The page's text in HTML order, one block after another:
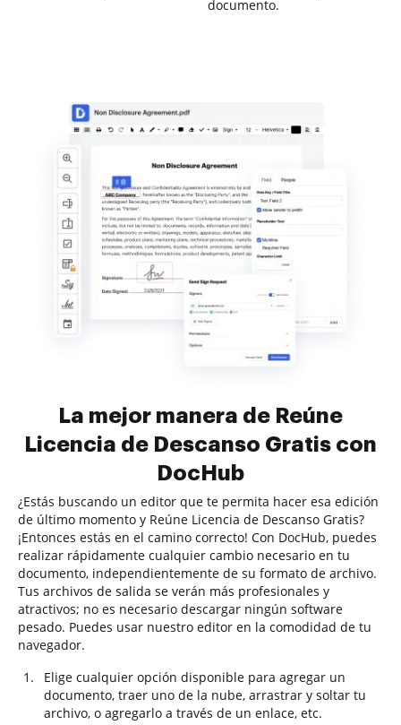
documento.
La mejor manera de Reúne
Licencia de Descanso Gratis con
DocHub
¿Estás buscando un editor que te permita hacer esa edición
de último momento y Reúne Licencia de Descanso Gratis?
¡Entonces estás en el camino correcto! Con DocHub, puedes
realizar rápidamente cualquier cambio necesario en tu
documento, independientemente de su formato de archivo.
Tus archivos de salida se verán más profesionales y
atractivos; no es necesario descargar ningún software
pesado. Puedes usar nuestro editor en la comodidad de tu
navegador.
Elige cualquier opción disponible para agregar un
documento, traer uno de la nube, arrastrar y soltar tu
archivo, o agregarlo a través de un enlace, etc.